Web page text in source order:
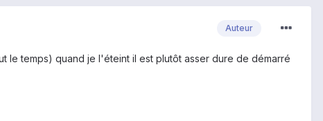
Auteur
le temps) quand je l'éteint il est plutôt asser dure de démarré